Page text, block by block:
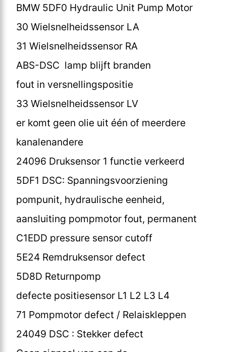
BMW 5DF0 Hydraulic Unit Pump Motor
30 Wielsnelheidssensor LA
31 Wielsnelheidssensor RA
ABS-DSC lamp blijft branden
fout in versnellingspositie
33 Wielsnelheidssensor LV
er komt geen olie uit één of meerdere
kanalenandere
24096 Druksensor 1 functie verkeerd
5DF1 DSC: Spanningsvoorziening
pompunit, hydraulische eenheid,
aansluiting pompmotor fout, permanent
C1EDD pressure sensor cutoff
5E24 Remdruksensor defect
5D8D Returnpomp
defecte positiesensor L1 L2 L3 L4
71 Pompmotor defect / Relaiskleppen
24049 DSC : Stekker defect